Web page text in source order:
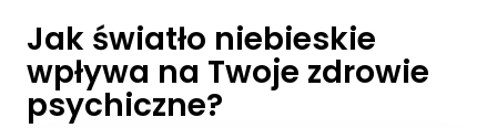
Jak światło niebieskie
wpływa na Twoje zdrowie
psychiczne?